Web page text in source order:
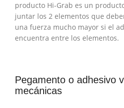
producto Hi-Grab es un
juntar los 2 elementos que
una fuerza mucho mayor si el
encuentra entre los elementos.
Pegamento o adhesivo
mecánicas